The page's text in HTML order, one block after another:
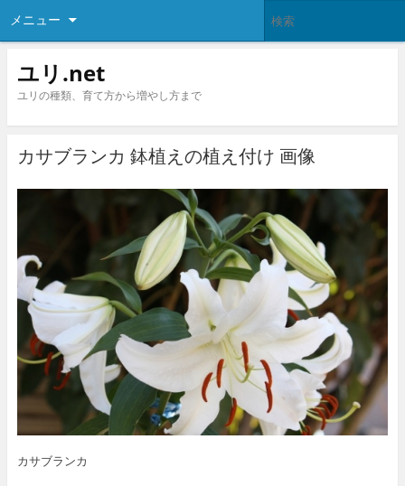
メニュー
ユリ.net
ユリの種類、育て方から増やし方まで
カサブランカ 鉢植えの植え付け 画像
カサブランカ